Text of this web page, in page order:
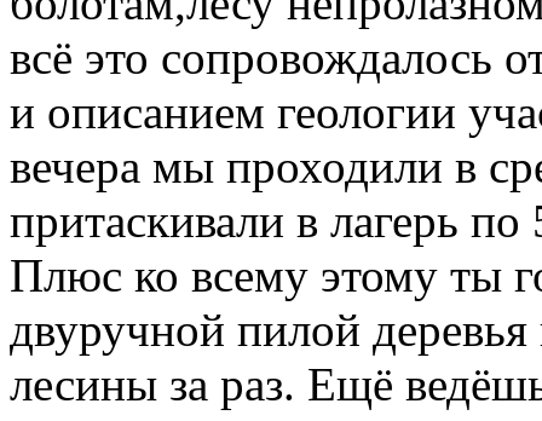
всё это сопровождалось
и описанием геологии
вечера мы проходили в
притаскивали в лагерь
Плюс ко всему этому ты
двуручной пилой
лесины за раз. Ещё